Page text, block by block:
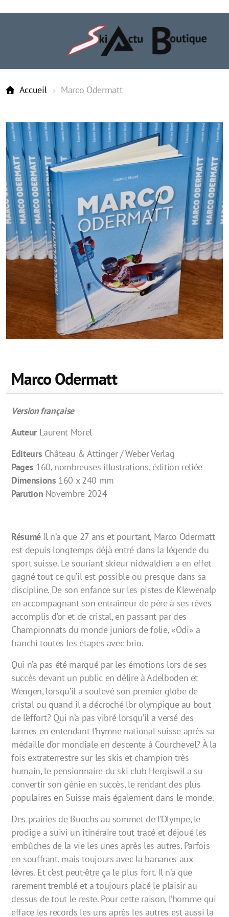
Accueil Marco Odermatt
Marco Odermatt
Version française
AuteurLaurent Morel
Editeurs Château & Attinger / Weber Verlag
Pages 160, nombreuses illustrations, édition reliée
Dimensions 160 x 240 mm
Parution Novembre 2024
Résumé Il n’a que 27 ans et pourtant, Marco Odermatt
est depuis longtemps déjà entré dans la légende du
sport suisse. Le souriant skieur nidwaldien a en effet
gagné tout ce qu’il est possible ou presque dans sa
discipline. De son enfance sur les pistes de Klewenalp
en accompagnant son entraîneur de père à ses rêves
accomplis d’or et de cristal, en passant par des
Championnats du monde juniors de folie, «Odi» a
franchi toutes les étapes avec brio.
Qui n’a pas été marqué par les émotions lors de ses
succès devant un public en délire à Adelboden et
Wengen, lorsqu’il a soulevé son premier globe de
cristal ou quand il a décroché l’or olympique au bout
de l’effort? Qui n’a pas vibré lorsqu’il a versé des
larmes en entendant l’hymne national suisse après sa
médaille d’or mondiale en descente à Courchevel? À la
fois extraterrestre sur les skis et champion très
humain, le pensionnaire du ski club Hergiswil a su
convertir son génie en succès, le rendant des plus
populaires en Suisse mais également dans le monde.
Des prairies de Buochs au sommet de l’Olympe, le
prodige a suivi un itinéraire tout tracé et déjoué les
embûches de la vie les unes après les autres. Parfois
en souffrant, mais toujours avec la bananes aux
lèvres. Et c’est peut-être ça le plus fort. Il n’a que
rarement tremblé et a toujours placé le plaisir au-
dessus de tout le reste. Pour cette raison, l’homme qui
efface les records les uns après les autres est aussi la